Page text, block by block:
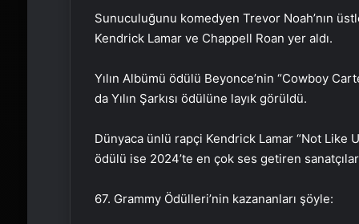
Sunuculuğunu komedyen Trevor Noah’nın
Kendrick Lamar ve Chappell Roan yer aldı.
Yılın Albümü ödülü Beyonce’nin “Cowboy
da Yılın Şarkısı ödülüne layık görüldü.
Dünyaca ünlü rapçi Kendrick Lamar “Not Like
ödülü ise 2024’te en çok ses getiren
67. Grammy Ödülleri’nin kazananları şöyle: